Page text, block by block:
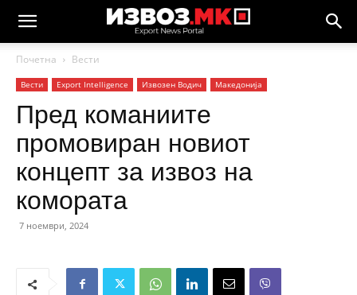
Почетна Вести
Вести Еxport Intelligence Извозен Водич Македонија
Пред команиите
промовиран новиот
концепт за извоз на
комората
7 ноември, 2024